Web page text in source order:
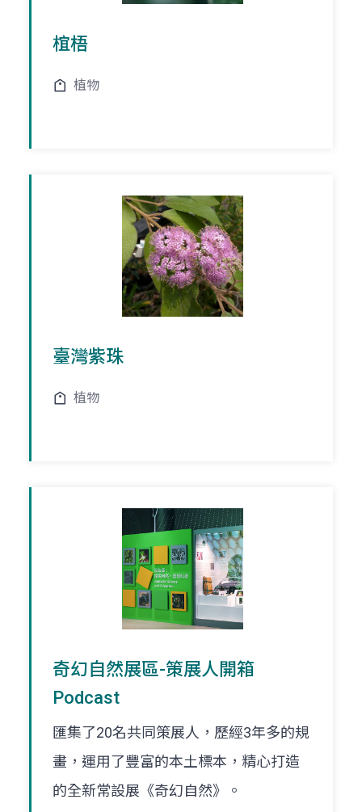
椬梧
植物
臺灣紫珠
植物
奇幻自然展區-策展人開箱
Podcast
匯集了20名共同策展人，歷經3年多的規
畫，運用了豐富的本土標本，精心打造
的全新常設展《奇幻自然》。